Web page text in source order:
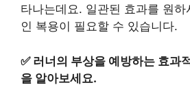
타나는데요. 일관된 효과를 원하
인 복용이 필요할 수 있습니다.
✅ 러너의 부상을 예방하는 효과
을 알아보세요.